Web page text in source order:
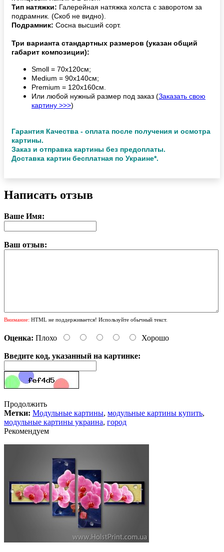
Тип натяжки: Галерейная натяжка холста с заворотом за
подрамник. (Скоб не видно).
Подрамник: Сосна высший сорт.
Три варианта стандартных размеров (указан общий
габарит композиции):
Smoll = 70х120см;
Medium = 90х140см;
Premium = 120х160см.
Или любой нужный размер под заказ (Заказать свою
картину >>>)
Гарантия Качества - оплата после получения и осмотра
картины.
Заказ и отправка картины без предоплаты.
Доставка картин бесплатная по Украине*.
Написать отзыв
Ваше Имя:
Ваш отзыв:
Внимание: HTML не поддерживается! Используйте обычный текст.
Оценка: Плохо Хорошо
Введите код, указанный на картинке:
Продолжить
Метки: Модульные картины, модульные картины купить,
модульные картины украина, город
Рекомендуем